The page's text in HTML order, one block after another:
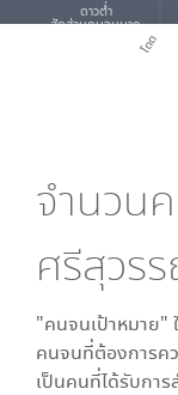
โดด
ดาวต่ำ
สัดส่วนคนจนมาก
จำนวน
ศรีสุวร
"คนจนเป้าหมาย"
คนจนที่ต้องการค
เป็นคนที่ได้รับการ